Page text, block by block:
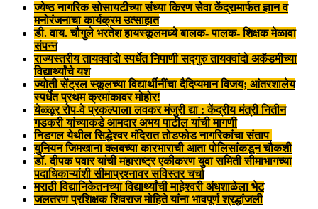
ज्येष्ठ नागरिक सोसायटीच्या संध्या किरण सेवा केंद्रामार्फत ज्ञान व
मनोरंजनाचा कार्यक्रम उत्साहात
डी. वाय. चौगुले भरतेश हायस्कूलमध्ये बालक- पालक- शिक्षक मेळावा
संपन्न
राज्यस्तरीय तायक्वांदो स्पर्धेत निपाणी सद्गुरु तायक्वांदो अकॅडमीच्या
विद्यार्थ्यांचे यश
ज्योती सेंट्रल स्कूलच्या विद्यार्थीनींचा दैदिप्यमान विजय; आंतरशालेय
स्पर्धेत प्रथम क्रमांकावर मोहोर!
येळ्ळूर रोप-वे प्रकल्पाला लवकर मंजुरी द्या : केंद्रीय मंत्री नितीन
गडकरी यांच्याकडे आमदार अभय पाटील यांची मागणी
निडगल येथील सिद्धेश्वर मंदिरात तोडफोड नागरिकांचा संताप
युनियन जिमखाना क्लबच्या कारभाराची आता पोलिसांकडून चौकशी
डॉ. दीपक पवार यांची महाराष्ट्र एकीकरण युवा समिती सीमाभागच्या
पदाधिकाऱ्यांशी सीमाप्रश्नावर सविस्तर चर्चा
मराठी विद्यानिकेतनच्या विद्यार्थ्यांची माहेश्वरी अंधशाळेला भेट
जलतरण प्रशिक्षक शिवराज मोहिते यांना भावपूर्ण श्रद्धांजली